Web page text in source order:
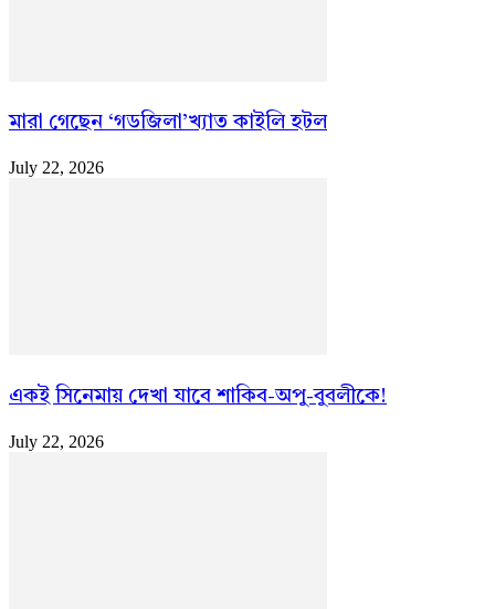
মারা গেছেন ‘গডজিলা’খ্যাত কাইলি হটল
July 22, 2026
একই সিনেমায় দেখা যাবে শাকিব-অপু-বুবলীকে!
July 22, 2026